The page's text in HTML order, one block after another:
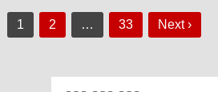
Seitennummerierung
der
1 2 … 33 Next ›